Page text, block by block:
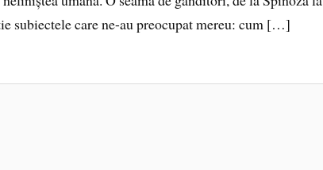
subiectele care ne-au preocupat mereu: cum […]